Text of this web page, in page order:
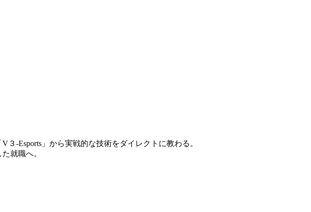
-Esports」から実戦的な技術をダイレクトに教わる。
就職へ。